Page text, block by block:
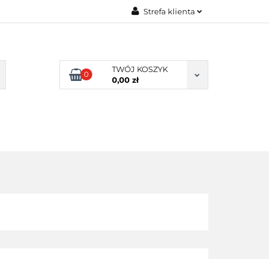
Strefa klienta
Dodaj zgłoszenie
Zgody cookies
0
TWÓJ KOSZYK
0,00 zł
BLOG